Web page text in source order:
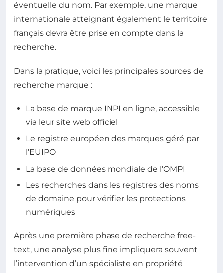
éventuelle du nom. Par exemple, une marque
internationale atteignant également le territoire
français devra être prise en compte dans la
recherche.
Dans la pratique, voici les principales sources de
recherche marque :
La base de marque INPI en ligne, accessible
via leur site web officiel
Le registre européen des marques géré par
l’EUIPO
La base de données mondiale de l’OMPI
Les recherches dans les registres des noms
de domaine pour vérifier les protections
numériques
Après une première phase de recherche free-
text, une analyse plus fine impliquera souvent
l’intervention d’un spécialiste en propriété